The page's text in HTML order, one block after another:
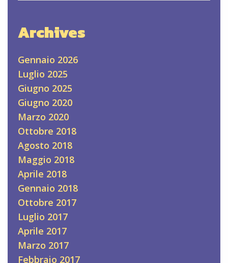
Archives
Gennaio 2026
Luglio 2025
Giugno 2025
Giugno 2020
Marzo 2020
Ottobre 2018
Agosto 2018
Maggio 2018
Aprile 2018
Gennaio 2018
Ottobre 2017
Luglio 2017
Aprile 2017
Marzo 2017
Febbraio 2017